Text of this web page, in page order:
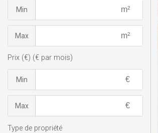
Min
Max
Prix (€) (€ par mois)
Min
Max
Type de propriété